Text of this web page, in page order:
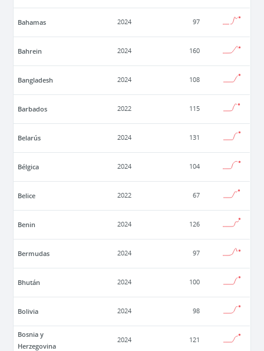
Bahamas 2024 97
Bahrein 2024 160
Bangladesh 2024 108
Barbados 2022 115
Belarús 2024 131
Bélgica 2024 104
Belice 2022 67
Benin 2024 126
Bermudas 2024 97
Bhután 2024 100
Bolivia 2024 98
Bosnia y
Herzegovina
2024 121